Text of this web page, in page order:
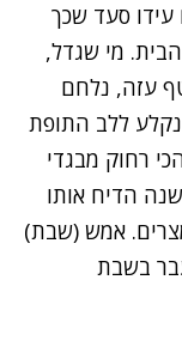
עידו סעד שכך
מי שגדל,
עזה, נלחם
ללב התופת
רחוק מבגדי
הדיח אותו
אמש (שבת)
על מה שעבר בשבת